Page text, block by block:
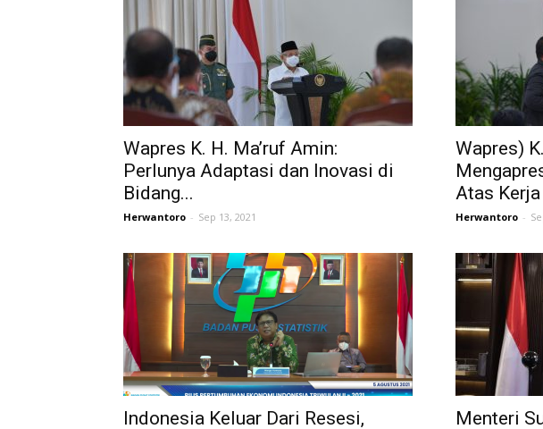
Wapres K. H. Ma’ruf Amin:
Perlunya Adaptasi dan Inovasi di
Bidang...
Herwantoro - Sep 13, 2021
Wapres)
Atas Kerja
Herwantoro -
Indonesia Keluar Dari Resesi,
Menteri